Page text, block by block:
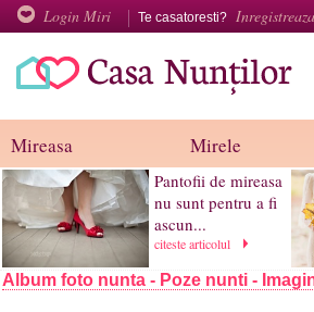
Login Miri Te casatoresti?
Mireasa Mirele
Pantofii de mireasa
nu sunt pentru a fi
ascun...
citeste articolul
Album foto nunta - Poze nunti -